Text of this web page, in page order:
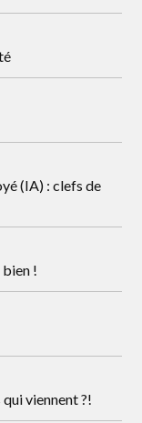
(IA) : clefs de
bien !
viennent ?!